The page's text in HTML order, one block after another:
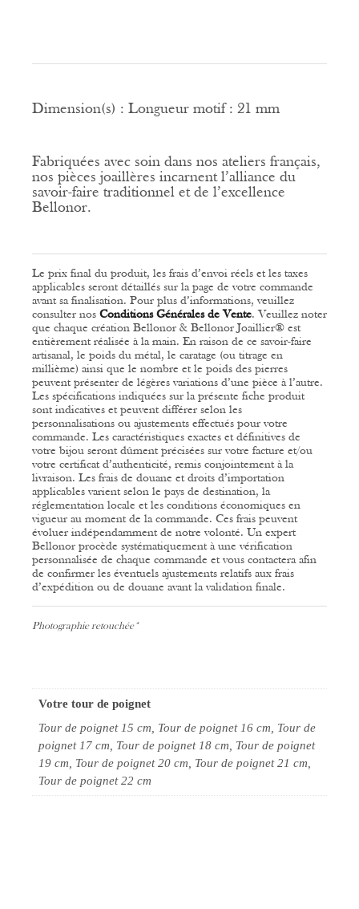
Dimension(s) : Longueur motif : 21 mm
Fabriquées avec soin dans nos ateliers français,
nos pièces joaillères incarnent l’alliance du
savoir-faire traditionnel et de l’excellence
Bellonor.
Le prix final du produit, les frais d’envoi réels et les taxes
applicables seront détaillés sur la page de votre commande
avant sa finalisation. Pour plus d’informations, veuillez
consulter nos Conditions Générales de Vente. Veuillez noter
que chaque création Bellonor & Bellonor Joaillier® est
entièrement réalisée à la main. En raison de ce savoir-faire
artisanal, le poids du métal, le caratage (ou titrage en
millième) ainsi que le nombre et le poids des pierres
peuvent présenter de légères variations d’une pièce à l’autre.
Les spécifications indiquées sur la présente fiche produit
sont indicatives et peuvent différer selon les
personnalisations ou ajustements effectués pour votre
commande. Les caractéristiques exactes et définitives de
votre bijou seront dûment précisées sur votre facture et/ou
votre certificat d’authenticité, remis conjointement à la
livraison. Les frais de douane et droits d’importation
applicables varient selon le pays de destination, la
réglementation locale et les conditions économiques en
vigueur au moment de la commande. Ces frais peuvent
évoluer indépendamment de notre volonté. Un expert
Bellonor procède systématiquement à une vérification
personnalisée de chaque commande et vous contactera afin
de confirmer les éventuels ajustements relatifs aux frais
d’expédition ou de douane avant la validation finale.
Photographie retouchée*
Votre tour de poignet
Tour de poignet 15 cm, Tour de poignet 16 cm, Tour de
poignet 17 cm, Tour de poignet 18 cm, Tour de poignet
19 cm, Tour de poignet 20 cm, Tour de poignet 21 cm,
Tour de poignet 22 cm